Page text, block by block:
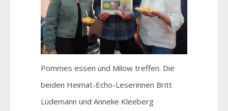
Pommes essen und Milow treffen. Die
beiden Heimat-Echo-Leserinnen Britt
Lüdemann und Anneke Kleeberg